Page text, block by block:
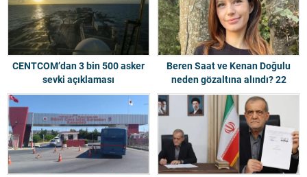
CENTCOM’dan 3 bin 500 asker
sevki açıklaması
Beren Saat ve Kenan Doğulu
neden gözaltına alındı? 22
şüpheli arasında..